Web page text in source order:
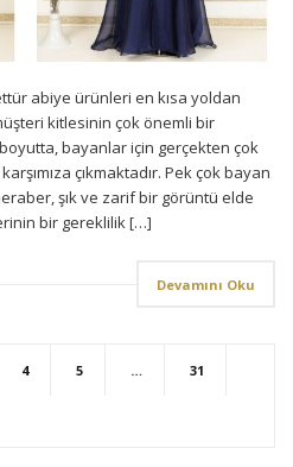
abiye ürünleri en kısa yoldan
kitlesinin çok önemli bir
bayanlar için gerçekten çok
çıkmaktadır. Pek çok bayan
şık ve zarif bir görüntü elde
bir gereklilik […]
Devamını Oku
4 5 … 31